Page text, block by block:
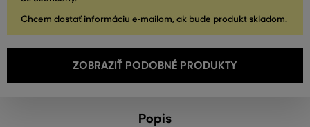
Chcem dostať informáciu e-mailom, ak bude produkt skladom.
ZOBRAZIŤ PODOBNÉ PRODUKTY
Popis